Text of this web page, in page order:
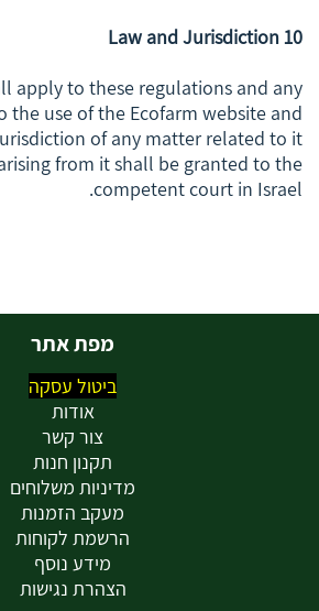
10 Law and Jurisdiction
apply to these regulations and any
the use of the Ecofarm website and
of any matter related to it
from it shall be granted to the
competent court in Israel.
מפת אתר
ביטול עסקה
אודות
צור קשר
תקנון חנות
מדיניות משלוחים
מעקב הזמנות
הרשמת לקוחות
מידע נוסף
הצהרת נגישות